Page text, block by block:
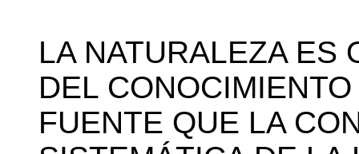
LA NATURALEZA ES
DEL
FUENTE QUE LA